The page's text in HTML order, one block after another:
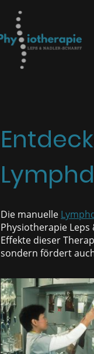
Die manuelle
Physiotherapie
Effekte dieser
sondern fördert